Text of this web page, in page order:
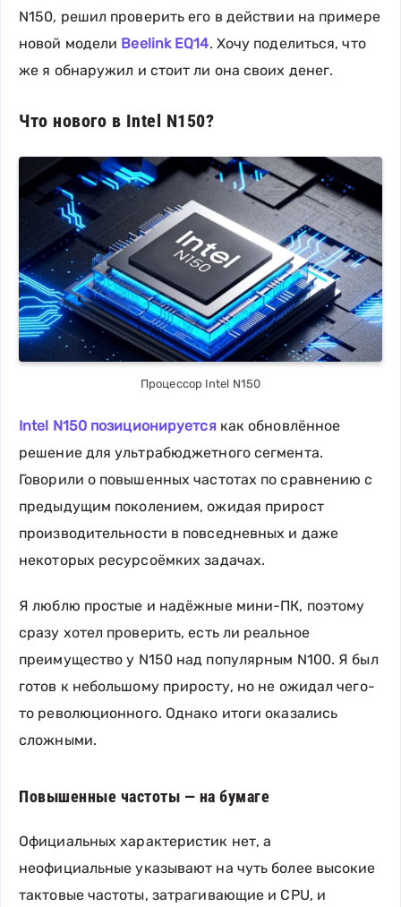
N150, решил проверить его в действии на примере
новой модели Beelink EQ14. Хочу поделиться, что
же я обнаружил и стоит ли она своих денег.
Что нового в Intel N150?
Процессор Intel N150
Intel N150 позиционируетсякак обновлённое
решение для ультрабюджетного сегмента.
Говорили о повышенных частотах по сравнению с
предыдущим поколением, ожидая прирост
производительности в повседневных и даже
некоторых ресурсоёмких задачах.
Я люблю простые и надёжные мини-ПК, поэтому
сразу хотел проверить, есть ли реальное
преимущество у N150 над популярным N100. Я был
готов к небольшому приросту, но не ожидал чего-
то революционного. Однако итоги оказались
сложными.
Повышенные частоты — на бумаге
Официальных характеристик нет, а
неофициальные указывают на чуть более высокие
тактовые частоты, затрагивающие и CPU, и